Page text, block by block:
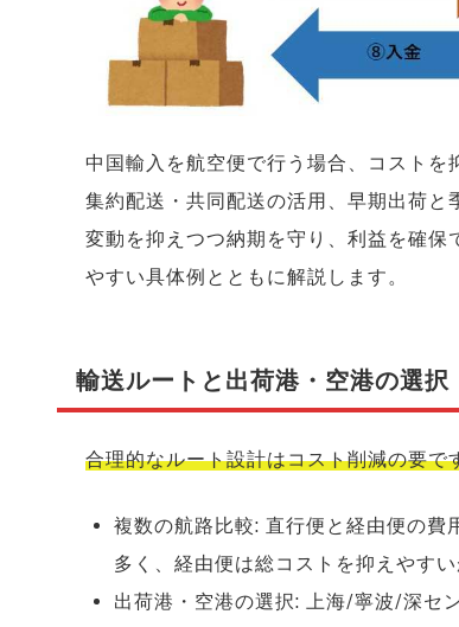
中国輸入を航空便で行う場合、コストを
集約配送・共同配送の活用、早期出荷
変動を抑えつつ納期を守り、利益を確
やすい具体例とともに解説します。
輸送ルートと出荷港・空港の選択
合理的なルート設計はコスト削減の要
複数の航路比較: 直行便と経由便の費
多く、経由便は総コストを抑えやす
出荷港・空港の選択: 上海/寧波/深セ